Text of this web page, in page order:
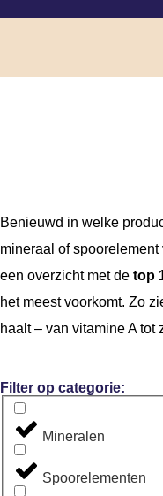
Benieuwd in welke
mineraal of
een overzicht met de top
het meest voorkomt. Zo
haalt – van vitamine A tot
Filter op categorie:
Mineralen
Spoorelementen